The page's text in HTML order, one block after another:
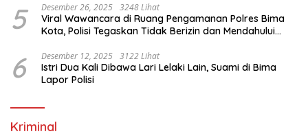
5 Desember 26, 2025 3248 Lihat
Viral Wawancara di Ruang Pengamanan Polres Bima
Kota, Polisi Tegaskan Tidak Berizin dan Mendahului
6 Desember 12, 2025 3122 Lihat
Istri Dua Kali Dibawa Lari Lelaki Lain, Suami di Bima
Lapor Polisi
Kriminal